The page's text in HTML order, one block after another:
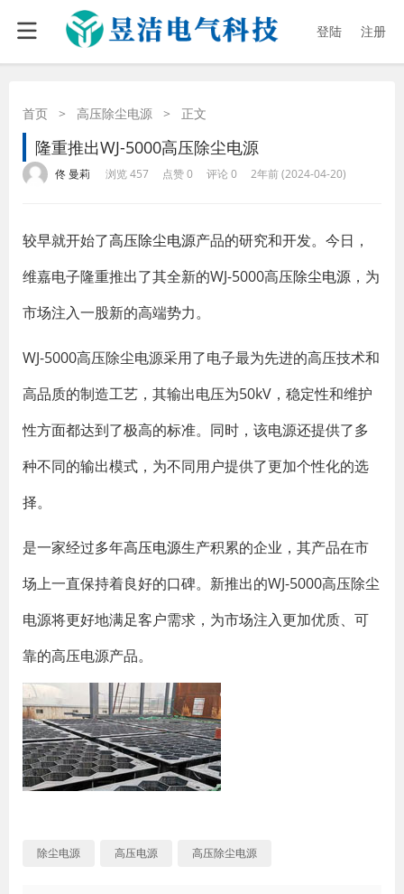
登陆 注册
首页 > 高压除尘电源 > 正文
隆重推出WJ-5000高压除尘电源
佟 曼莉 浏览 457 点赞 0 评论 0 2年前 (2024-04-20)
较早就开始了高压除尘电源产品的研究和开发。今日，
维嘉电子隆重推出了其全新的WJ-5000高压除尘电源 ，为
市场注入一股新的高端势力。
WJ-5000高压除尘电源采用了电子最为先进的高压技术和
高品质的制造工艺，其输出电压为50kV，稳定性和维护
性方面都达到了极高的标准。同时，该电源还提供了多
种不同的输出模式，为不同用户提供了更加个性化的选
择。
是一家经过多年高压电源生产积累的企业，其产品在市
场上一直保持着良好的口碑。新推出的WJ-5000高压除尘
电源将更好地满足客户需求，为市场注入更加优质、可
靠的高压电源产品。
除尘电源 高压电源 高压除尘电源